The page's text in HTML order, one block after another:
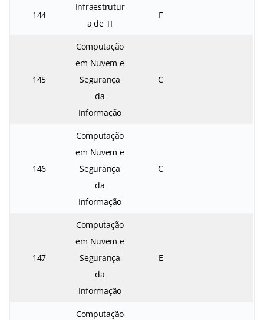
144
Infraestrutur
a de TI
E
145
Computação
em Nuvem e
Segurança
da
Informação
C
146
Computação
em Nuvem e
Segurança
da
Informação
C
147
Computação
em Nuvem e
Segurança
da
Informação
E
Computação